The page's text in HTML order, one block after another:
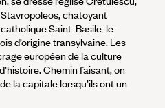
chatoyant
Saint-Basile-le-
d’origine transylvaine. Les
européen de la culture
Chemin faisant, on
la capitale lorsqu’ils ont un